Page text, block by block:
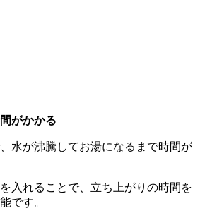
がかかる
水が沸騰してお湯になるまで時間が
入れることで、立ち上がりの時間を
です。